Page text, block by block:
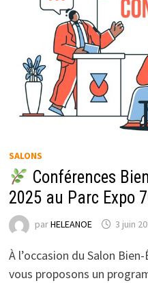
SALONS
Conférences
2025 au Parc Expo
parHELEANOE 3 juin
À l’occasion du Salon
vous proposons un